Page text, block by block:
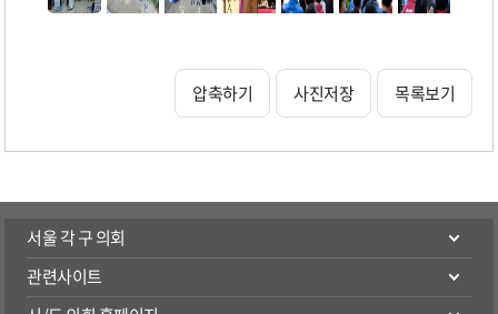
목록보기
사진저장
압축하기
서울 각 구 의회
관련사이트